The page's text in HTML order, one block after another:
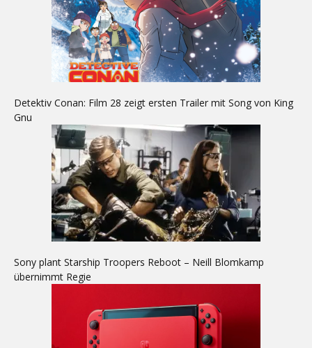
Detektiv Conan: Film 28 zeigt ersten Trailer mit Song von King
Gnu
Sony plant Starship Troopers Reboot – Neill Blomkamp
übernimmt Regie